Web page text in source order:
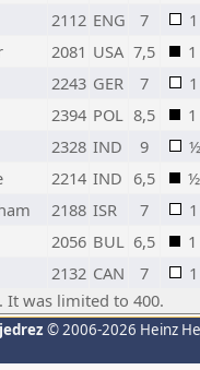
2112 ENG 7
1
2081 USA 7,5
1
2243 GER 7
1
2394 POL 8,5
1
2328 IND 9
½
2214 IND 6,5
½
2188 ISR 7
1
2056 BUL 6,5
1
2132 CAN 7
1
It was limited to 400.
© 2006-2026 Heinz